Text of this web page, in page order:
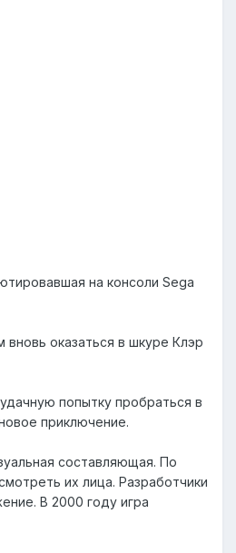
на консоли Sega
оказаться в шкуре Клэр
попытку пробраться в
приключение.
составляющая. По
их лица. Разработчики
В 2000 году игра